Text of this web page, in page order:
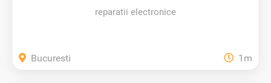
reparatii electronice
Bucuresti 1m